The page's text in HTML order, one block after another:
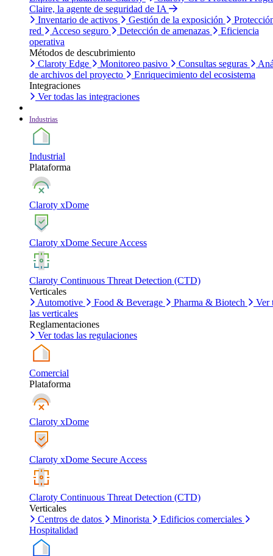
Claire, la agente de seguridad de IA
Inventario de activos
Gestión de la exposición
red
Acceso seguro Detección de amenazas
Eficiencia
operativa
Métodos de descubrimiento
Claroty Edge
Monitoreo pasivo Consultas seguras
de archivos del proyecto
Enriquecimiento del ecosistema
Integraciones
Ver todas las integraciones
Industrias
Industrial
Plataforma
Claroty xDome
Claroty xDome Secure Access
Claroty Continuous Threat Detection (CTD)
Verticales
Automotive
Food & Beverage Pharma & Biotech
Ver
las verticales
Reglamentaciones
Ver todas las regulaciones
Comercial
Plataforma
Claroty xDome
Claroty xDome Secure Access
Claroty Continuous Threat Detection (CTD)
Verticales
Centros de datos
Minorista
Edificios comerciales
Hospitalidad